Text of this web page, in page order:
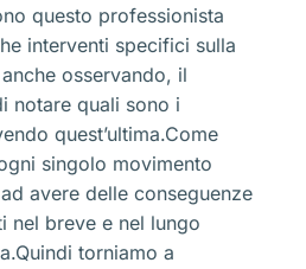
questo professionista
interventi specifici sulla
osservando, il
notare quali sono i
quest’ultima.Come
singolo movimento
avere delle conseguenze
nel breve e nel lungo
torniamo a